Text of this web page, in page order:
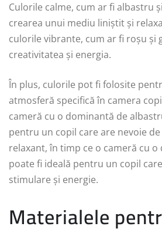
Culorile calme, cum ar fi albastru
crearea unui mediu liniștit și
culorile vibrante, cum ar fi roșu și
creativitatea și energia.
În plus, culorile pot fi folosite
atmosferă specifică în camera
cameră cu o dominantă de
pentru un copil care are nevoie
relaxant, în timp ce o cameră cu
poate fi ideală pentru un copil
stimulare și energie.
Materialele